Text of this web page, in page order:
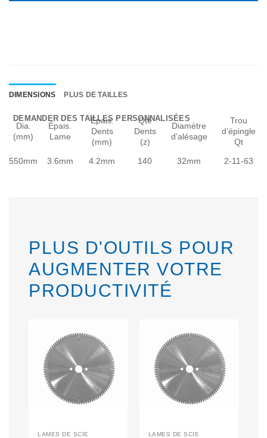
DIMENSIONS PLUS DE TAILLES
DEMANDER DES TAILLES PERSONNALISÉES
Dia.
(mm)
Épais.
Lame
Épais.
Dents
(mm)
Qté
Dents
(z)
Diamètre
d’alésage
Trou
d’épingle
Qt
550mm
3.6mm 4.2mm 140 32mm 2-11-63
PLUS D'OUTILS POUR
AUGMENTER VOTRE
PRODUCTIVITÉ
LAMES DE SCIE LAMES DE SCIE